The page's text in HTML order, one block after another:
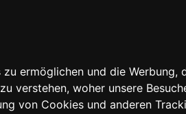
ermöglichen und die Werbung,
verstehen, woher unsere
von Cookies und anderen